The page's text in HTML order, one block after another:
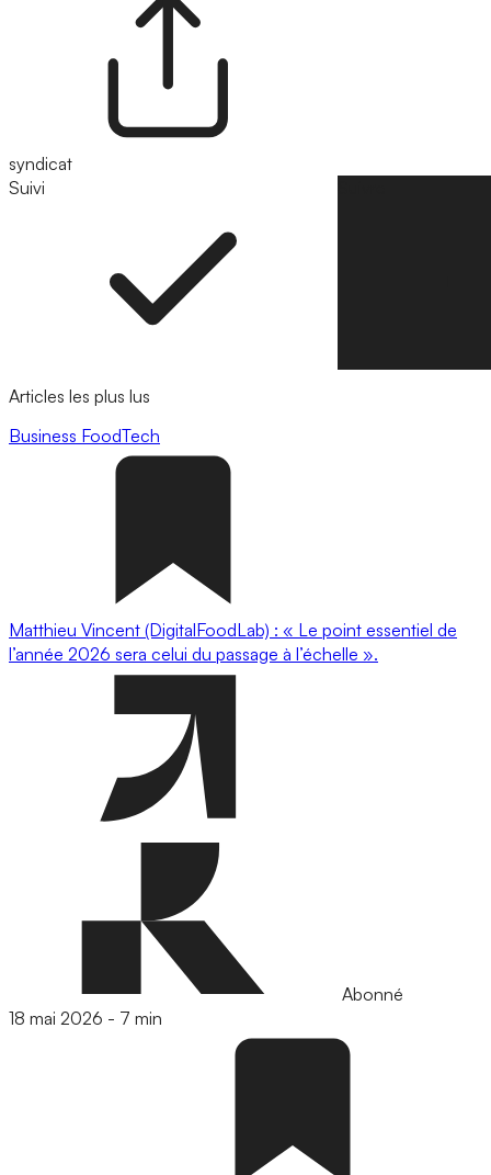
syndicat
Suivi
Articles les plus lus
Business FoodTech
Matthieu Vincent (DigitalFoodLab) : « Le point essentiel de
l’année 2026 sera celui du passage à l’échelle ».
Abonné
18 mai 2026 - 7 min